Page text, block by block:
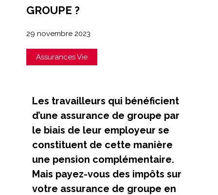
GROUPE ?
29 novembre 2023
Assurances Vie
Les travailleurs qui bénéficient
d’une assurance de groupe par
le biais de leur employeur se
constituent de cette manière
une pension complémentaire.
Mais payez-vous des impôts sur
votre assurance de groupe en